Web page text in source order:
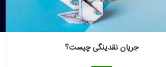
جریان نقدینگی چیست؟